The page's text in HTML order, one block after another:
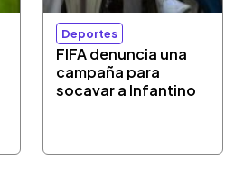
Deportes
FIFA denuncia una
campaña para
socavar a Infantino